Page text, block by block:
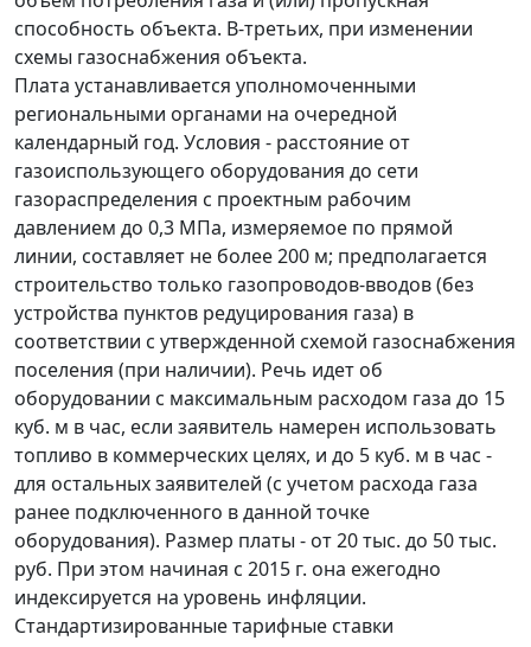
способность объекта. В-третьих, при изменении
схемы газоснабжения объекта.
Плата устанавливается уполномоченными
региональными органами на очередной
календарный год. Условия - расстояние от
газоиспользующего оборудования до сети
газораспределения с проектным рабочим
давлением до 0,3 МПа, измеряемое по прямой
линии, составляет не более 200 м; предполагается
строительство только газопроводов-вводов (без
устройства пунктов редуцирования газа) в
соответствии с утвержденной схемой газоснабжения
поселения (при наличии). Речь идет об
оборудовании с максимальным расходом газа до 15
куб. м в час, если заявитель намерен использовать
топливо в коммерческих целях, и до 5 куб. м в час -
для остальных заявителей (с учетом расхода газа
ранее подключенного в данной точке
оборудования). Размер платы - от 20 тыс. до 50 тыс.
руб. При этом начиная с 2015 г. она ежегодно
индексируется на уровень инфляции.
Стандартизированные тарифные ставки